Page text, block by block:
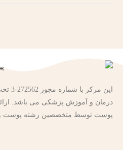
این
درمان و آموزش پزشکی می باشد.
پوست توسط متخصصین رشته پوست و